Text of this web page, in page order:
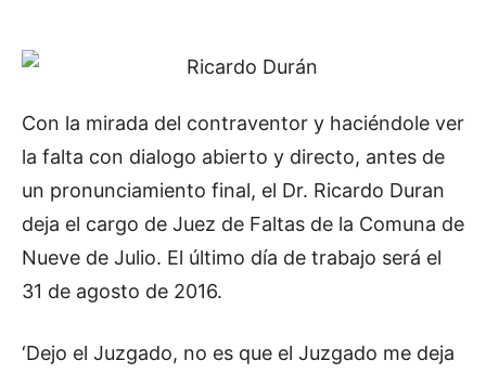
Con la mirada del contraventor y haciéndole ver
la falta con dialogo abierto y directo, antes de
un pronunciamiento final, el Dr. Ricardo Duran
deja el cargo de Juez de Faltas de la Comuna de
Nueve de Julio. El último día de trabajo será el
31 de agosto de 2016.
‘Dejo el Juzgado, no es que el Juzgado me deja